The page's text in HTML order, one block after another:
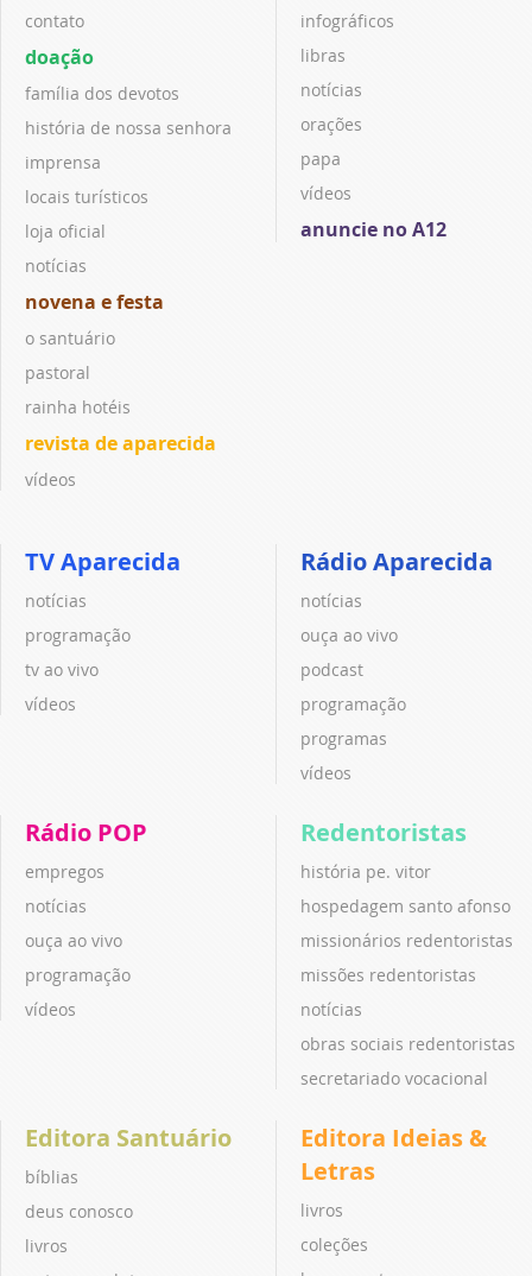
contato
doação
família dos devotos
história de nossa senhora
imprensa
locais turísticos
loja oficial
notícias
novena e festa
o santuário
pastoral
rainha hotéis
revista de aparecida
vídeos
infográficos
libras
notícias
orações
papa
vídeos
anuncie no A12
TV Aparecida
notícias
programação
tv ao vivo
vídeos
Rádio Aparecida
notícias
ouça ao vivo
podcast
programação
programas
vídeos
Rádio POP
empregos
notícias
ouça ao vivo
programação
vídeos
Redentoristas
história pe. vitor
hospedagem santo afonso
missionários redentoristas
missões redentoristas
notícias
obras sociais redentoristas
secretariado vocacional
Editora Santuário
bíblias
deus conosco
livros
Editora Ideias &
Letras
livros
coleções